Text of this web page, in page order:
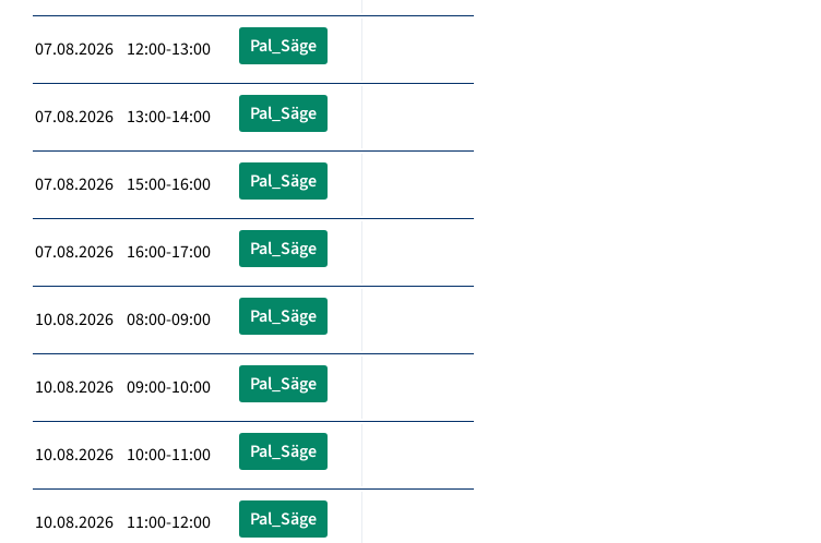
07.08.2026 12:00-13:00 Pal_Säge
07.08.2026 13:00-14:00 Pal_Säge
07.08.2026 15:00-16:00 Pal_Säge
07.08.2026 16:00-17:00 Pal_Säge
10.08.2026 08:00-09:00 Pal_Säge
10.08.2026 09:00-10:00 Pal_Säge
10.08.2026 10:00-11:00 Pal_Säge
10.08.2026 11:00-12:00 Pal_Säge